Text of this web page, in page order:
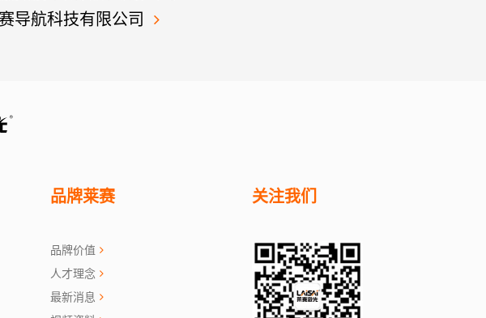
导航科技有限公司
品牌莱赛
品牌价值
人才理念
最新消息
关注我们